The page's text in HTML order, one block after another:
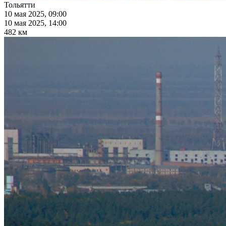
Тольятти
10 мая 2025, 09:00
10 мая 2025, 14:00
482 км